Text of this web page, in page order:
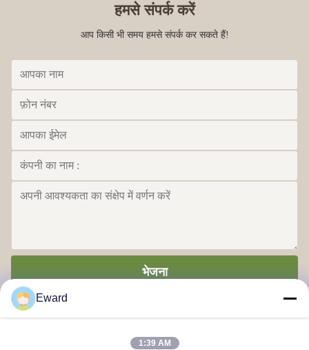
हमसे संपर्क करें
आप किसी भी समय हमसे संपर्क कर सकते हैं!
भेजना
Eward
1:39 AM